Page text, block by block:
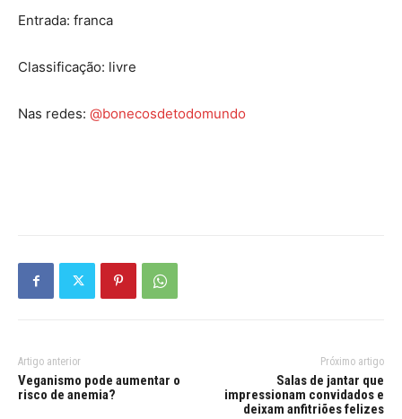
Entrada: franca
Classificação: livre
Nas redes: @bonecosdetodomundo
Artigo anterior
Veganismo pode aumentar o
risco de anemia?
Próximo artigo
Salas de jantar que
impressionam convidados e
deixam anfitriões felizes